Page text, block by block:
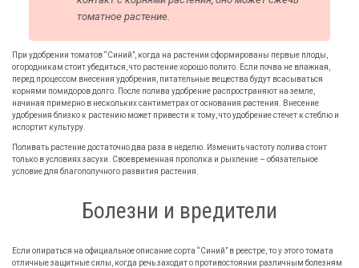
томатное растение.
При удобрении томатов “Синий”, когда на растении сформированы первые плоды,
огородникам стоит убедиться, что растение хорошо полито. Если почва не влажная,
перед процессом внесения удобрения, питательные вещества будут всасываться
корнями помидоров долго. После полива удобрение распространяют на земле,
начиная примерно в нескольких сантиметрах от основания растения. Внесение
удобрения близко к растению может привести к тому, что удобрение стечет к стеблю и
испортит культуру.
Поливать растение достаточно два раза в неделю. Изменить частоту полива стоит
только в условиях засухи. Своевременная прополка и рыхление – обязательное
условие для благополучного развития растения.
Болезни и вредители
Если опираться на официальное описание сорта “Синий” в реестре, то у этого томата
отличные защитные силы, когда речь заходит о противостоянии различным болезням